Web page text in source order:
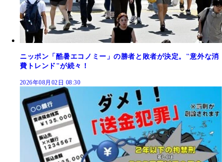
ニッポン「酷暑エコノミー」の勝者と敗者が決定。"意外な消
費トレンド"が続々！
2026年08月02日 08:30